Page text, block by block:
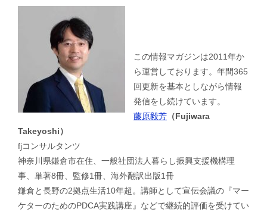
この情報マガジンは2011年か
ら運営しております。年間365
回更新を基本としながら情報
発信をし続けています。
藤原毅芳 （Fujiwara
Takeyoshi）
fjコンサルタンツ
神奈川県鎌倉市在住、一般社団法人暮らし振興支援機構理
事、単著8冊、監修1冊、海外翻訳出版1冊
鎌倉と長野の2拠点生活10年超。講師として宣伝会議の『マー
ケターのためのPDCA実践講座』などで継続的評価を受けてい